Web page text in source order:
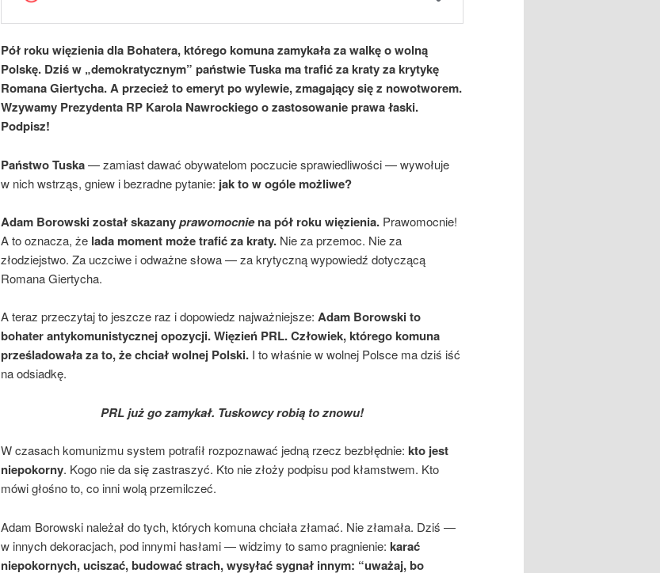
Pół roku więzienia dla Bohatera, którego komuna zamykała za walkę o wolną
Polskę. Dziś w „demokratycznym” państwie Tuska ma trafić za kraty za krytykę
Romana Giertycha. A przecież to emeryt po wylewie, zmagający się z nowotworem.
Wzywamy Prezydenta RP Karola Nawrockiego o zastosowanie prawa łaski.
Podpisz!
Państwo Tuska— zamiast dawać obywatelom poczucie sprawiedliwości — wywołuje
w nich wstrząs, gniew i bezradne pytanie: jak to wogóle możliwe?
Adam Borowski został skazanyprawomocniena pół roku więzienia. Prawomocnie!
A to oznacza, że lada moment może trafić za kraty. Nie za przemoc. Nie za
złodziejstwo. Za uczciwe i odważne słowa — za krytyczną wypowiedź dotyczącą
Romana Giertycha.
A teraz przeczytaj to jeszcze raz i dopowiedz najważniejsze: Adam Borowski to
bohater antykomunistycznej opozycji. Więzień PRL. Człowiek, którego komuna
prześladowała za to, że chciał wolnej Polski. I to właśnie w wolnej Polsce ma dziś iść
na odsiadkę.
PRL już go zamykał. Tuskowcy robią to znowu!
W czasach komunizmu system potrafił rozpoznawać jedną rzecz bezbłędnie: kto jest
niepokorny. Kogo nie da się zastraszyć. Kto nie złoży podpisu pod kłamstwem. Kto
mówi głośno to, co inni wolą przemilczeć.
Adam Borowski należał do tych, których komuna chciała złamać. Nie złamała. Dziś —
w innych dekoracjach, pod innymi hasłami — widzimy to samo pragnienie: karać
niepokornych, uciszać, budować strach, wysyłać sygnał innym: “uważaj, bo